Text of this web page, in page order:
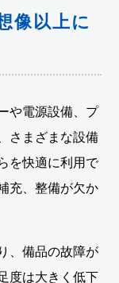
像以上に
や電源設備、プ
さまざまな設備
を快適に利用で
充、整備が欠か
、備品の故障が
度は大きく低下